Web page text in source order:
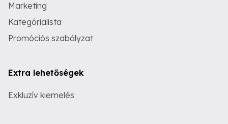
Marketing
Kategórialista
Promóciós szabályzat
Extra lehetőségek
Exkluzív kiemelés